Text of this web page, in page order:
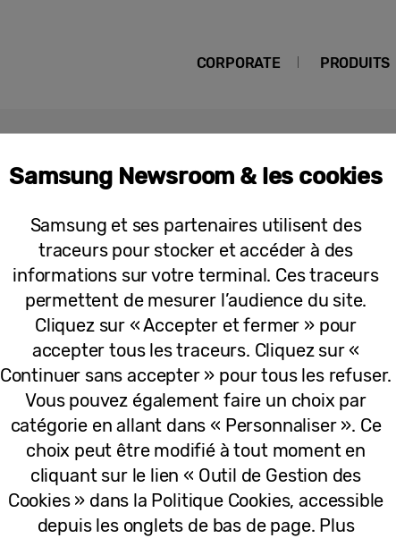
CORPORATE PRODUITS
Communiqués
Samsung Electronics propose de
streaming sur ses Smart TV
24-11-2022
Samsung Newsroom & les cookies
Samsung et ses partenaires utilisent des
traceurs pour stocker et accéder à des
informations sur votre terminal. Ces traceurs
permettent de mesurer l’audience du site.
Cliquez sur « Accepter et fermer » pour
accepter tous les traceurs. Cliquez sur «
Continuer sans accepter » pour tous les refuser.
Vous pouvez également faire un choix par
catégorie en allant dans « Personnaliser ». Ce
choix peut être modifié à tout moment en
cliquant sur le lien « Outil de Gestion des
Cookies » dans la Politique Cookies, accessible
depuis les onglets de bas de page. Plus